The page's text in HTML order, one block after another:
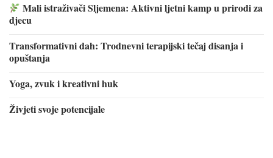
Mali istraživači Sljemena: Aktivni ljetni kamp u prirodi za
djecu
Transformativni dah: Trodnevni terapijski tečaj disanja i
opuštanja
Yoga, zvuk i kreativni huk
Živjeti svoje potencijale